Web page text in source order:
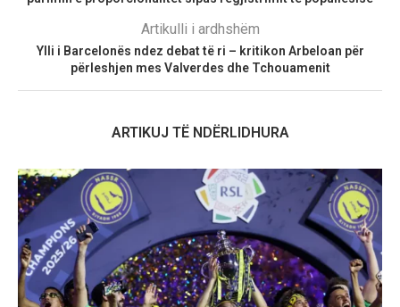
Artikulli i ardhshëm
Ylli i Barcelonës ndez debat të ri – kritikon Arbeloan për
përleshjen mes Valverdes dhe Tchouamenit
ARTIKUJ TË NDËRLIDHURA